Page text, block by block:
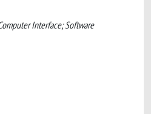
Interface; Software